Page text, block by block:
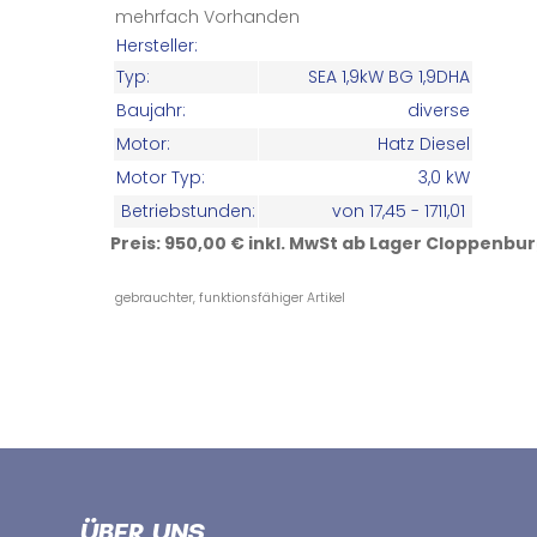
mehrfach Vorhanden
Hersteller:
Typ:
SEA 1,9kW BG 1,9DHA
Baujahr:
diverse
Motor:
Hatz Diesel
Motor Typ:
3,0 kW
Betriebstunden:
von 17,45 - 1711,01
Preis: 950,00 € inkl. MwSt ab Lager
gebrauchter, funktionsfähiger Artikel